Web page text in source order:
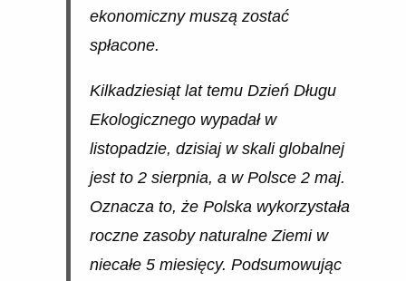
ekonomiczny muszą zostać
spłacone.
Kilkadziesiąt lat temu Dzień Długu
Ekologicznego wypadał w
listopadzie, dzisiaj w skali globalnej
jest to 2 sierpnia, a w Polsce 2 maj.
Oznacza to, że Polska wykorzystała
roczne zasoby naturalne Ziemi w
niecałe 5 miesięcy. Podsumowując